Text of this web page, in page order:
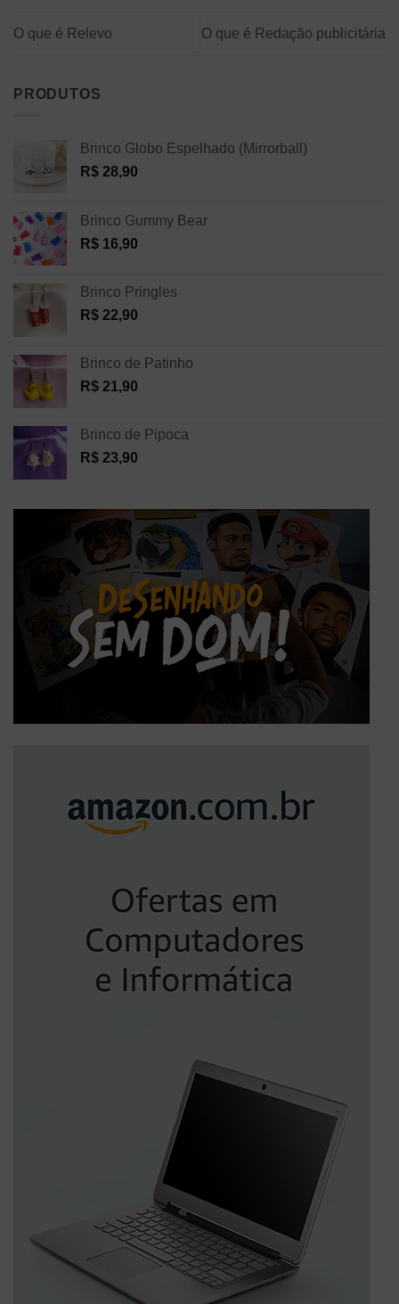
O que é Relevo O que é Redação publicitária
PRODUTOS
Brinco Globo Espelhado (Mirrorball)
R$ 28,90
Brinco Gummy Bear
R$ 16,90
Brinco Pringles
R$ 22,90
Brinco de Patinho
R$ 21,90
Brinco de Pipoca
R$ 23,90